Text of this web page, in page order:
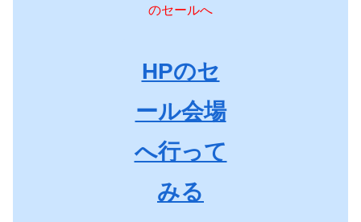
のセールへ
HPのセ
ール会場
へ行って
みる